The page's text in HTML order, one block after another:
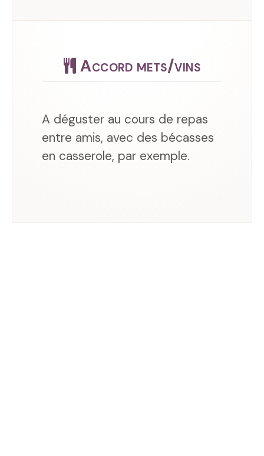
Accord mets/vins
A déguster au cours de repas
entre amis, avec des bécasses
en casserole, par exemple.